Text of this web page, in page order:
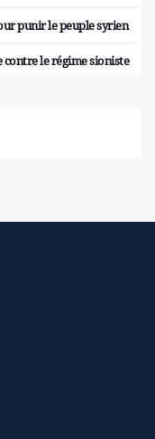
punir le peuple syrien
le régime sioniste